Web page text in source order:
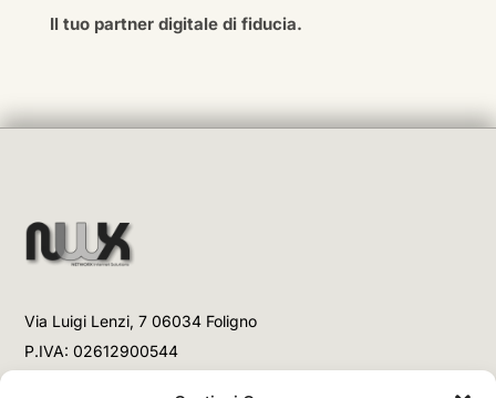
Il tuo partner digitale di fiducia.
Via Luigi Lenzi, 7 06034 Foligno
P.IVA: 02612900544